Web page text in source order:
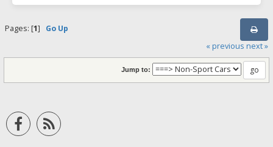
Pages: [1] Go Up
« previous next »
Jump to: